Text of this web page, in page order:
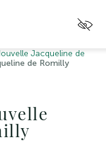
Jacqueline de
de Romilly